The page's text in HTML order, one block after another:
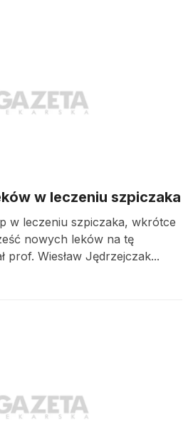
w leczeniu szpiczaka
w leczeniu szpiczaka, wkrótce
nowych leków na tę
prof. Wiesław Jędrzejczak...